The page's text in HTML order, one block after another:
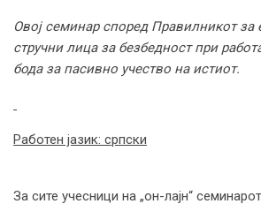
Овој семинар според Правилникот за
стручни лица за безбедност при
бода за пасивно учество на истиот.
Работен јазик: српски
За сите учесници на „он-лајн“